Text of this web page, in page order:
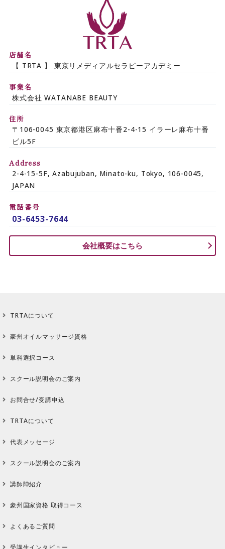
店舗名
【 TRTA 】 東京リメディアルセラピーアカデミー
事業名
株式会社 WATANABE BEAUTY
住所
〒106-0045 東京都港区麻布十番2-4-15 イラーレ麻布十番
ビル5F
Address
2-4-15-5F, Azabujuban, Minato-ku, Tokyo, 106-0045,
JAPAN
電話番号
03-6453-7644
会社概要はこちら
TRTAについて
豪州オイルマッサージ資格
単科選択コース
スクール説明会のご案内
お問合せ/受講申込
TRTAについて
代表メッセージ
スクール説明会のご案内
講師陣紹介
豪州国家資格 取得コース
よくあるご質問
受講生インタビュー